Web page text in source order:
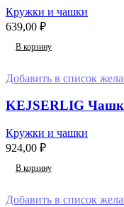
Кружки и чашки
639,00 ₽
В корзину
Добавить в список
KEJSERLIG
Кружки и чашки
924,00 ₽
В корзину
Добавить в список